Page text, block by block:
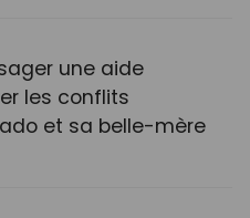
une aide
les conflits
et sa belle-mère